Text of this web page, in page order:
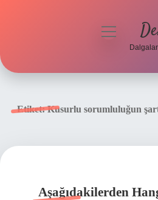
menüyü
Etiket:Kusurlu sorumluluğun
Aşağıdakilerden